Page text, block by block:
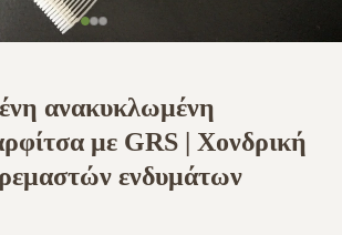
ανακυκλωμένη
με GRS | Χονδρική
ενδυμάτων